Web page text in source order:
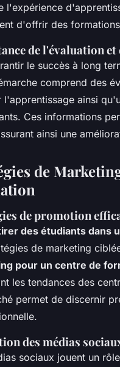
l'expérience
d'offrir des
de l'évaluation
le succès à long
comprend des
l'apprentissage ainsi
Ces informations
ainsi une
de
de promotion
des étudiants dans
de marketing
pour un centre de
les tendances des
permet de discernir
des médias
sociaux jouent un